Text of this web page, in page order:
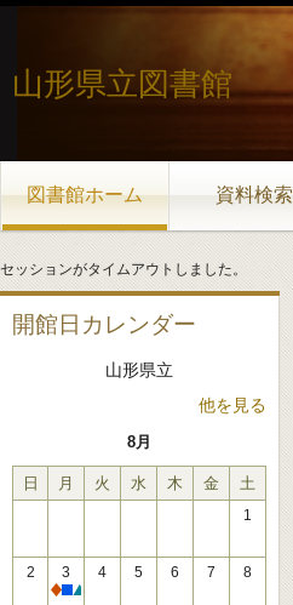
山形県立図書館
図書館ホーム 資料検索
セッションがタイムアウトしました。
開館日カレンダー
山形県立
他を見る
8月
日 月 火 水 木 金 土
1
2
3
休館
4 5 6 7 8